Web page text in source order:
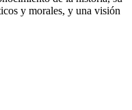
y morales, y una visión